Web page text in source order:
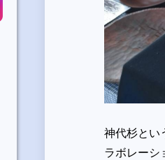
神代杉とい
ラボレーシ